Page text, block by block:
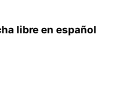
libre en español